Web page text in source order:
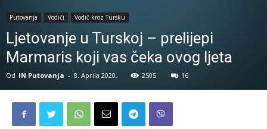
Putovanja Vodiči Vodič kroz Tursku
Ljetovanje u Turskoj – prelijepi
Marmaris koji vas čeka ovog ljeta
Od IN Putovanja - 8. Aprila 2020. 2505 16